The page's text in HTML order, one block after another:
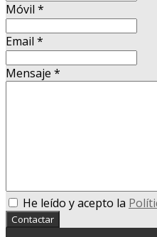
Móvil *
Email *
Mensaje *
He leído y acepto la
Contactar